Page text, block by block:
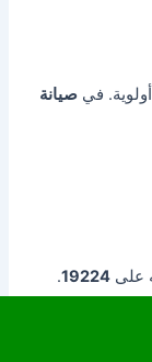
فيصيانة
على19224
.